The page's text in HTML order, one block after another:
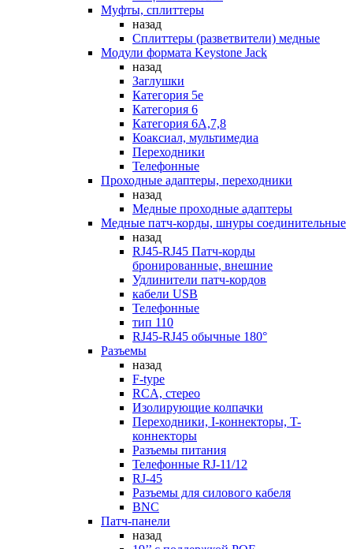
Муфты, сплиттеры
назад
Сплиттеры (разветвители) медные
Модули формата Keystone Jack
назад
Заглушки
Категория 5е
Категория 6
Категория 6А,7,8
Коаксиал, мультимедиа
Переходники
Телефонные
Проходные адаптеры, переходники
назад
Медные проходные адаптеры
Медные патч-корды, шнуры соединительные
назад
RJ45-RJ45 Патч-корды
бронированные, внешние
Удлинители патч-кордов
кабели USB
Телефонные
тип 110
RJ45-RJ45 обычные 180°
Разъемы
назад
F-type
RCA, стерео
Изолирующие колпачки
Переходники, I-коннекторы, T-
коннекторы
Разъемы питания
Телефонные RJ-11/12
RJ-45
Разъемы для силового кабеля
BNC
Патч-панели
назад